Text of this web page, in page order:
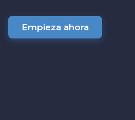
Empieza ahora